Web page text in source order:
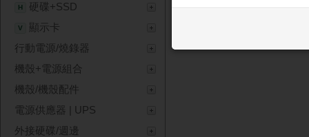
H 硬碟+SSD
V
顯示卡
行動電源/燒錄器
機殼+電源組合
機殼/機殼配件
電源供應器 | UPS
外接硬碟/週邊